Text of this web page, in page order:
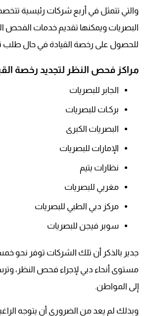
والتي تتمثل في أربع شركات رئيسية
البصريات ويمكنها تقديم خدمات الفحص
للحصول على رخصة القيادة في حال طلب
مراكز فحص النظر لتجديد رخصة
الجابر للبصريات
بركـات للبصريات
البصريات الكبرى
الإمارات للبصريات
نظارات يتيم
مغربي للبصريات
مركز دبي الطبي للبصريات
سوبر فيجن للبصريات
جدير بالذكر أن تلك الشركات توفر نحو
مستوى أنحاء دبي لإجراء فحص النظر، وترسل
إلى المواطن.
وبذلك لم يعد من الضروري أن يتوجه